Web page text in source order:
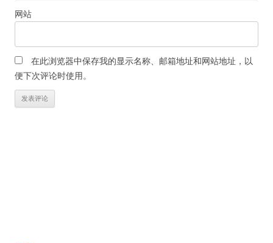
网站
在此浏览器中保存我的显示名称、邮箱地址和网站地址，以
便下次评论时使用。